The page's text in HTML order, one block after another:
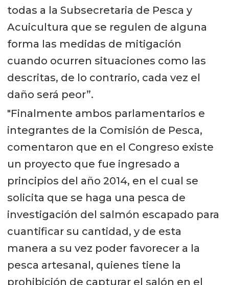
todas a la Subsecretaria de Pesca y
Acuicultura que se regulen de alguna
forma las medidas de mitigación
cuando ocurren situaciones como las
descritas, de lo contrario, cada vez el
daño será peor”.
"Finalmente ambos parlamentarios e
integrantes de la Comisión de Pesca,
comentaron que en el Congreso existe
un proyecto que fue ingresado a
principios del año 2014, en el cual se
solicita que se haga una pesca de
investigación del salmón escapado para
cuantificar su cantidad, y de esta
manera a su vez poder favorecer a la
pesca artesanal, quienes tiene la
prohibición de capturar el salón en el